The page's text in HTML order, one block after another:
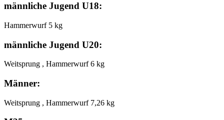
männliche Jugend U18:
Hammerwurf 5 kg
männliche Jugend U20:
Weitsprung , Hammerwurf 6 kg
Männer:
Weitsprung , Hammerwurf 7,26 kg